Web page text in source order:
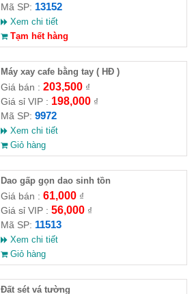
Mã SP: 13152
Xem chi tiết
Tạm hết hàng
Máy xay cafe bằng tay ( HĐ )
Giá bán : 203,500₫
Giá sỉ VIP : 198,000₫
Mã SP: 9972
Xem chi tiết
Giỏ hàng
Dao gấp gọn dao sinh tồn
Giá bán : 61,000₫
Giá sỉ VIP : 56,000₫
Mã SP: 11513
Xem chi tiết
Giỏ hàng
Đất sét vá tường